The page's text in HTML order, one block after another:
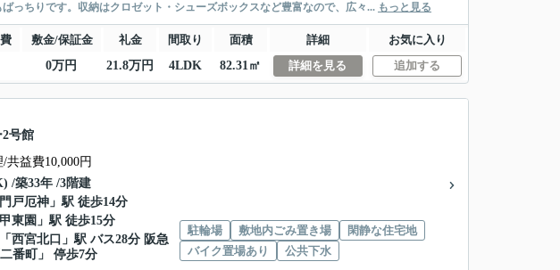
っちりです。収納はクロゼット・シューズボックスなど豊富なので、広々... もっと見る
敷金/保証金 礼金 間取り 面積 詳細
お気に入り
0万円 21.8万円 4LDK 82.31㎡ 詳細を見る 追加する
号館
/共益費10,000円
/築33年 /3階建
門戸厄神 」駅 徒歩14分
甲東園 」駅 徒歩15分
「 西宮北口 」駅 バス28分 阪急
番町」 停歩7分
駐輪場 敷地内ごみ置き場
閑静な住宅地
バイク置場あり
公共下水